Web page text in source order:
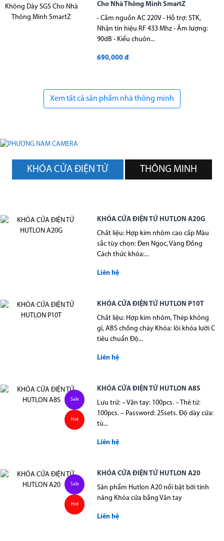
Cho Nhà Thông Minh SmartZ
- Cắm nguồn AC 220V - Hỗ trợ: STK,
Nhận tín hiệu RF 433 Mhz - Âm lượng:
90dB - Kiểu chuôn...
690,000 đ
Xem tất cả sản phẩm nhà thông minh
KHÓA CỬA ĐIỆN TỬ THÔNG MINH
KHÓA CỬA ĐIỆN TỬ HUTLON A20G
Chất liệu: Hợp kim nhôm cao cấp Màu
sắc tùy chọn: Đen Ngọc, Vàng Đồng
Cách thức khóa:...
Liên hệ
KHÓA CỬA ĐIỆN TỬ HUTLON P10T
Chất liệu: Hợp kim nhôm, Thép không
gỉ, ABS chống cháy Khóa: lõi khóa lưỡi C
tiêu chuẩn Độ...
Liên hệ
Sale
Hot
KHÓA CỬA ĐIỆN TỬ HUTLON A8S
Lưu trữ: – Vân tay: 100pcs. – Thẻ từ:
100pcs. – Password: 25sets. Độ dày cửa:
tù...
Liên hệ
Sale
Hot
KHÓA CỬA ĐIỆN TỬ HUTLON A20
Sản phẩm Hutlon A20 nổi bật bởi tính
năng Khóa cửa bằng Vân tay
Liên hệ